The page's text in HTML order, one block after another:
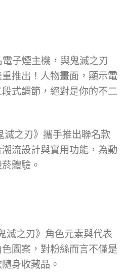
子煙主機，與鬼滅之刃
推出！人物畫面，顯示電
式調節，絕對是你的不二
滅之刃》攜手推出聯名款
流設計與實用功能，為動
體驗。
滅之刃》角色元素與代表
圖案，對粉絲而言不僅是
身收藏品。